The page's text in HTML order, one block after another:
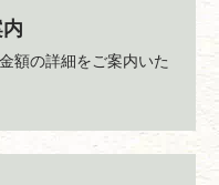
額の詳細をご案内いた